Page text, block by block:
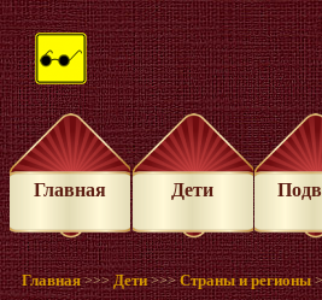
Главная Дети
Главная >>>Дети >>>Страны и регионы